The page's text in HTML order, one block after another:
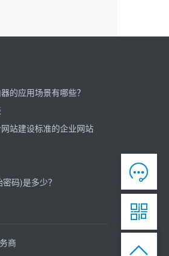
的应用场景有哪些？
站建设标准的企业网站
码)是多少？
商


